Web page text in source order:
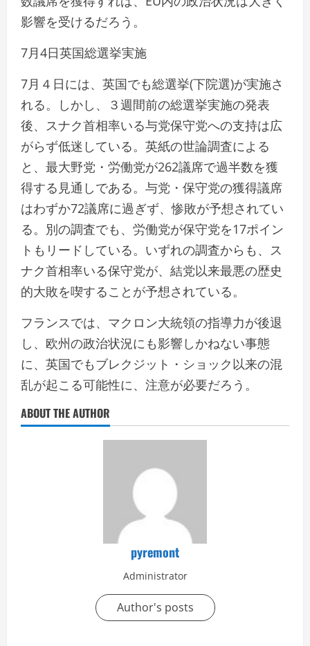
影響を受けるだろう。
7月4日英国総選挙実施
7月４日には、英国でも総選挙(下院選)が実施さ
れる。しかし、３週間前の総選挙実施の発表
後、スナク首相率いる与党保守党への支持は広
がらず低迷している。英紙の世論調査による
と、最大野党・労働党が262議席で過半数を獲
得する見通しである。与党・保守党の獲得議席
はわずか72議席に過ぎず、惨敗が予想されてい
る。別の調査でも、労働党が保守党を17ポイン
トもリードしている。いずれの調査からも、ス
ナク首相率いる保守党が、結党以来最悪の歴史
的大敗を喫することが予想されている。
フランスでは、マクロン大統領の指導力が後退
し、欧州の政治状況にも影響しかねない事態
に、英国でもブレクジット・ショック以来の混
乱が起こる可能性に、注意が必要だろう。
ABOUT THE AUTHOR
pyremont
Administrator
Author's posts